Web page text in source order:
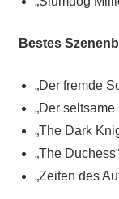
Bestes
„Der fremde
„Der
„The Dark
„The Duchess“
„Zeiten des